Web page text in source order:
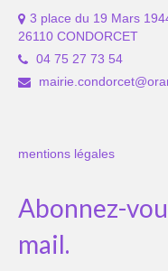
3 place du 19 Mars
26110 CONDORCET
04 75 27 73 54
mentions légales
Abonnez-
mail.